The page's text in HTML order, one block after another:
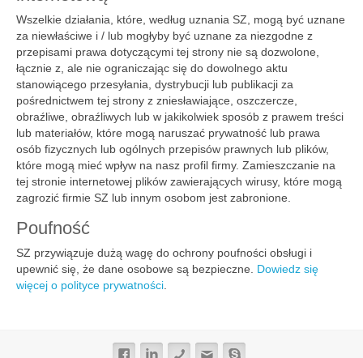
Wszelkie działania, które, według uznania SZ, mogą być uznane
za niewłaściwe i / lub mogłyby być uznane za niezgodne z
przepisami prawa dotyczącymi tej strony nie są dozwolone,
łącznie z, ale nie ograniczając się do dowolnego aktu
stanowiącego przesyłania, dystrybucji lub publikacji za
pośrednictwem tej strony z zniesławiające, oszczercze,
obraźliwe, obraźliwych lub w jakikolwiek sposób z prawem treści
lub materiałów, które mogą naruszać prywatność lub prawa
osób fizycznych lub ogólnych przepisów prawnych lub plików,
które mogą mieć wpływ na nasz profil firmy. Zamieszczanie na
tej stronie internetowej plików zawierających wirusy, które mogą
zagrozić firmie SZ lub innym osobom jest zabronione.
Poufność
SZ przywiązuje dużą wagę do ochrony poufności obsługi i
upewnić się, że dane osobowe są bezpieczne. Dowiedz się
więcej o polityce prywatności